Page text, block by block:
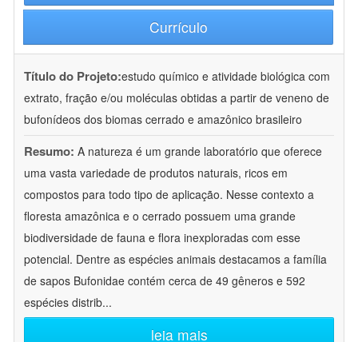
Currículo
Título do Projeto:estudo químico e atividade biológica com
extrato, fração e/ou moléculas obtidas a partir de veneno de
bufonídeos dos biomas cerrado e amazônico brasileiro
Resumo: A natureza é um grande laboratório que oferece
uma vasta variedade de produtos naturais, ricos em
compostos para todo tipo de aplicação. Nesse contexto a
floresta amazônica e o cerrado possuem uma grande
biodiversidade de fauna e flora inexploradas com esse
potencial. Dentre as espécies animais destacamos a família
de sapos Bufonidae contém cerca de 49 gêneros e 592
espécies distrib...
leia mais